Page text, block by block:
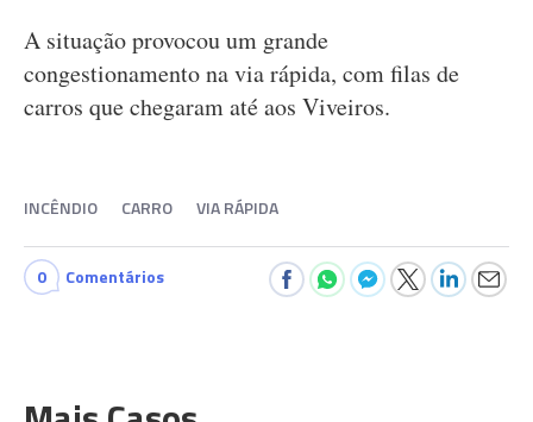
A situação provocou um grande
congestionamento na via rápida, com filas de
carros que chegaram até aos Viveiros.
INCÊNDIO CARRO VIA RÁPIDA
0 Comentários